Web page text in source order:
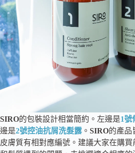
SIRO的包裝設計相當簡約。左邊是1號
邊是2號控油抗屑洗髮露 。 SIRO的產品
皮膚質有相對應編號。建議大家在購買